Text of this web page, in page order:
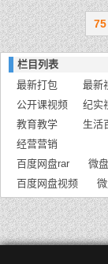
75
栏目列表
最新打包
最新
公开课视频
纪实
教育教学
生活
经营营销
百度网盘rar
微
百度网盘视频